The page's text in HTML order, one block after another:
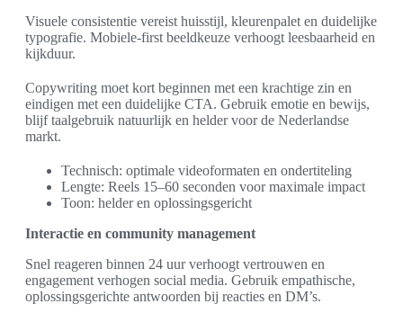
Visuele consistentie vereist huisstijl, kleurenpalet en duidelijke
typografie. Mobiele-first beeldkeuze verhoogt leesbaarheid en
kijkduur.
Copywriting moet kort beginnen met een krachtige zin en
eindigen met een duidelijke CTA. Gebruik emotie en bewijs,
blijf taalgebruik natuurlijk en helder voor de Nederlandse
markt.
Technisch: optimale videoformaten en ondertiteling
Lengte: Reels 15–60 seconden voor maximale impact
Toon: helder en oplossingsgericht
Interactie en community management
Snel reageren binnen 24 uur verhoogt vertrouwen en
engagement verhogen social media. Gebruik empathische,
oplossingsgerichte antwoorden bij reacties en DM’s.